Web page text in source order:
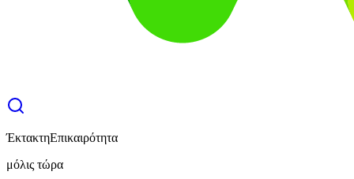
ΈκτακτηΕπικαιρότητα
μόλις τώρα